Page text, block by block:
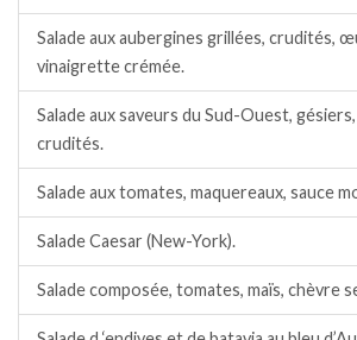
Salade aux aubergines grillées, crudités,
vinaigrette crémée.
Salade aux saveurs du Sud-Ouest,
crudités.
Salade aux tomates, maquereaux, sauce
Salade Caesar (New-York).
Salade composée, tomates, maïs, chèvre